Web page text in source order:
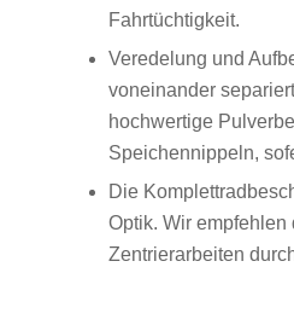
Fahrtüchtigkeit.
Veredelung und
voneinander
hochwertige
Speichennippeln,
Die
Optik. Wir
Zentrierarbeiten